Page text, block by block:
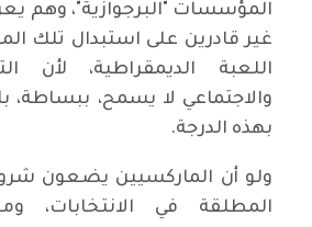
المؤسسات "البرجوازية"، وهم
غير قادرين على استبدال تلك
اللعبة الديمقراطية، لأن
والاجتماعي لا يسمح، ببساطة،
بهذه الدرجة.
ولو أن الماركسيين يضعون
المطلقة في الانتخابات،